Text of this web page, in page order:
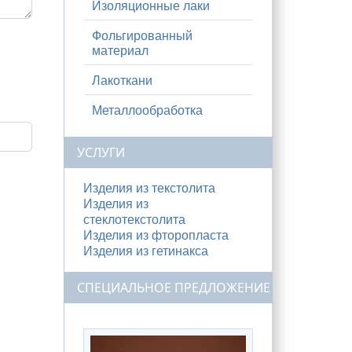
Изоляционные лаки
Фольгированный
материал
Лакоткани
Металлообработка
УСЛУГИ
Изделия из текстолита
Изделия из
стеклотекстолита
Изделия из фторопласта
Изделия из гетинакса
СПЕЦИАЛЬНОЕ ПРЕДЛОЖЕНИЕ